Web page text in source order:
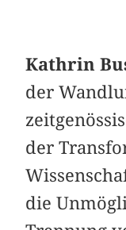
Kathrin
der
der
die